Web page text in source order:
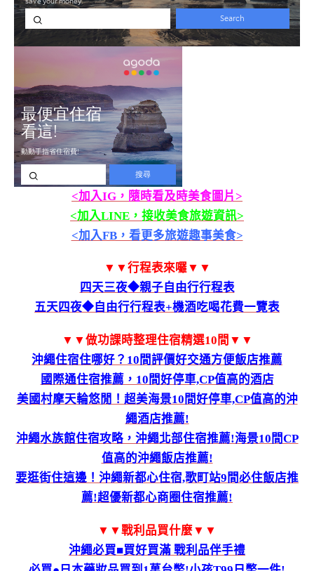
<加入IG，隨時看及時美食圖片>
<加入LINE，接收美食旅遊資訊>
<加入FB，看更多旅遊趣事美食>
▼▼行程表來囉▼▼
四天三夜◆親子自由行行程表
五天四夜◆自由行行程表+機酒吃喝花費一覽表
▼▼做功課時整理住宿精選10間▼▼
沖繩住宿住哪好？10間評價好交通方便飯店推薦
國際通住宿推薦，10間好停車,CP值高的酒店
美國村摩天輪悠閒！超美海景10間好停車,CP值高的沖
繩酒店推薦!
沖繩水族館住宿攻略，沖繩北部住宿推薦!海景10間CP
值高的沖繩飯店推薦!
要逛街住這邊！沖繩新都心住宿,歌町站9間必住飯店推
薦!超優新都心商圈住宿推薦!
▼▼戰利品買什麼▼▼
沖繩必買■買好買滿 戰利品伴手禮